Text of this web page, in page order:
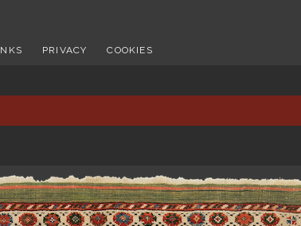
PRIVACY COOKIES